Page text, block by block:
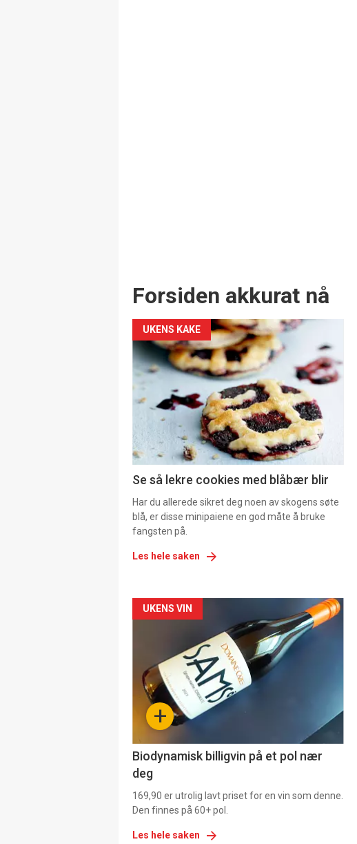
Forsiden akkurat nå
UKENS KAKE
Se så lekre cookies med blåbær blir
Har du allerede sikret deg noen av skogens søte
blå, er disse minipaiene en god måte å bruke
fangsten på.
Les hele saken
Forsiden
akkurat
nå
-
+
UKENS VIN
Biodynamisk billigvin på et pol nær
deg
169,90 er utrolig lavt priset for en vin som denne.
Den finnes på 60+ pol.
Les hele saken